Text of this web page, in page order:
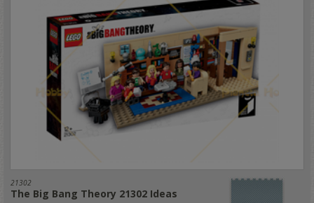
21302
The Big Bang Theory 21302 Ideas